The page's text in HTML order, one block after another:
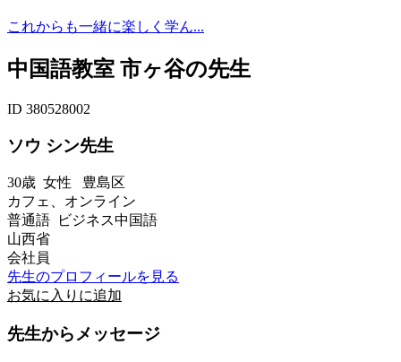
これからも一緒に楽しく学ん...
中国語教室 市ヶ谷の先生
ID 380528002
ソウ シン先生
30歳 女性 豊島区
カフェ、オンライン
普通語 ビジネス中国語
山西省
会社員
先生のプロフィールを見る
お気に入りに追加
先生からメッセージ